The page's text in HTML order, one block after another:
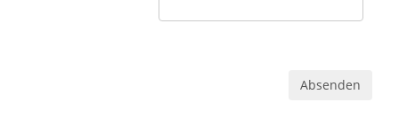
Absenden